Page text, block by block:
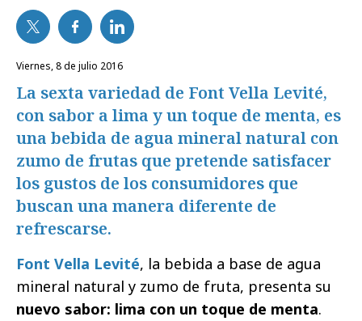
viernes, 8 de julio 2016
La sexta variedad de Font Vella Levité,
con sabor a lima y un toque de menta, es
una bebida de agua mineral natural con
zumo de frutas que pretende satisfacer
los gustos de los consumidores que
buscan una manera diferente de
refrescarse.
Font Vella Levité, la bebida a base de agua
mineral natural y zumo de fruta, presenta su
nuevo sabor: lima con un toque de menta.